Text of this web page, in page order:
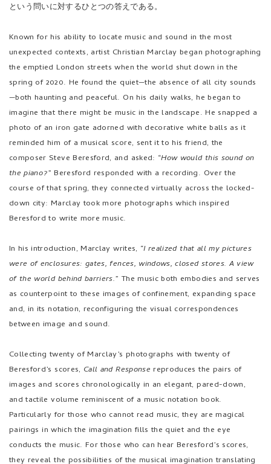
the emptied London streets when the world shut down in the
—both haunting and peaceful. On his daily walks, he began to
imagine that there might be music in the landscape. He snapped a
photo of an iron gate adorned with decorative white balls as it
reminded him of a musical score, sent it to his friend, the
composer Steve Beresford, and asked: “How would this sound on
the piano?” Beresford responded with a recording. Over the
course of that spring, they connected virtually across the locked-
down city: Marclay took more photographs which inspired
Beresford to write more music.
In his introduction, Marclay writes, “I realized that all my pictures
were of enclosures: gates, fences, windows, closed stores. A view
of the world behind barriers.” The music both embodies and serves
and, in its notation, reconfiguring the visual correspondences
between image and sound.
Collecting twenty of Marclay’s photographs with twenty of
Beresford’s scores, Call and Responsereproduces the pairs of
images and scores chronologically in an elegant, pared-down,
Particularly for those who cannot read music, they are magical
pairings in which the imagination fills the quiet and the eye
conducts the music. For those who can hear Beresford’s scores,
they reveal the possibilities of the musical imagination translating
the visual world into the aural. In both cases, Call and Response
one answer to the question of how to connect in a world of
dislocation and isolation.